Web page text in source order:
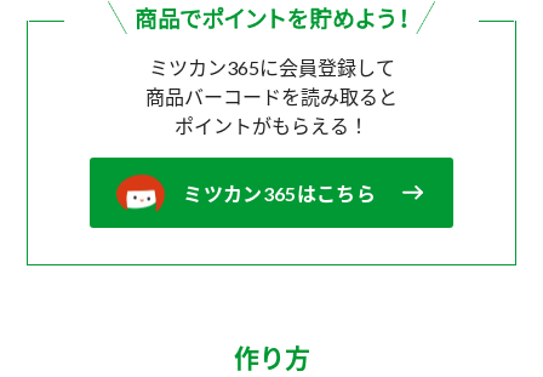
ミツカン365に会員登録して
商品バーコードを読み取ると
ポイントがもらえる！
ミツカン365はこちら
作り方